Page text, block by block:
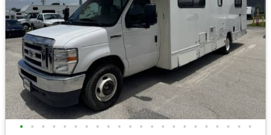
• • • • • • • • • • • • • • • • • • • • • •